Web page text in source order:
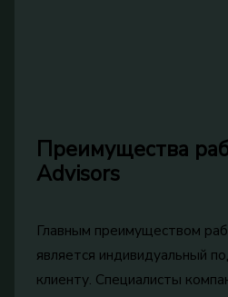
Преимущества
Advisors
Главным преимуществом
является индивидуальный
клиенту. Специалисты